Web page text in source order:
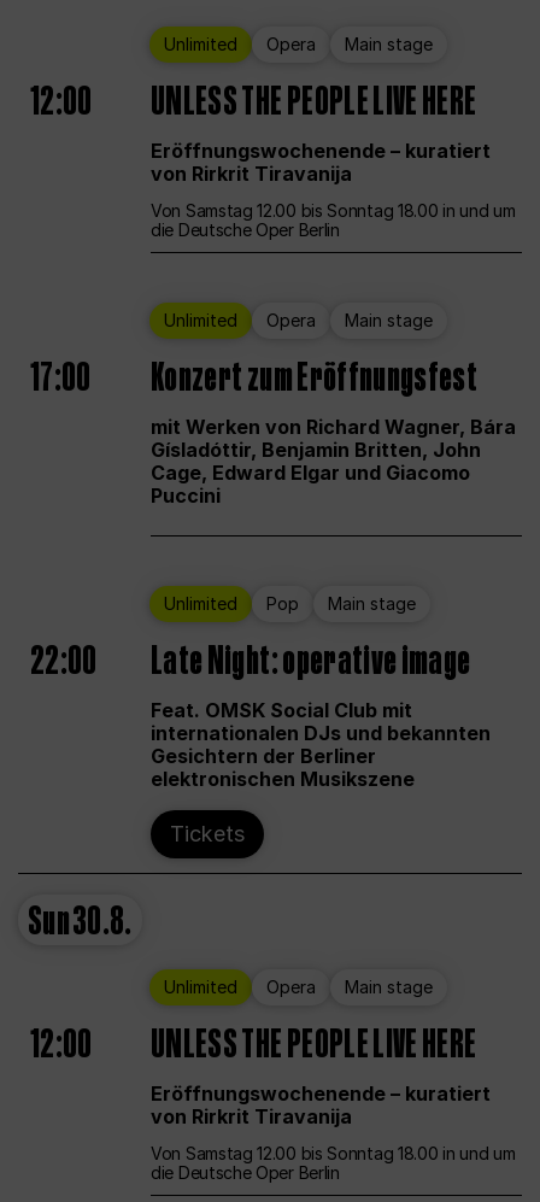
Unlimited Opera Main stage
12:00 UNLESS THE PEOPLE LIVE HERE
Eröffnungswochenende – kuratiert
von Rirkrit Tiravanija
Von Samstag 12.00 bis Sonntag 18.00 in und um
die Deutsche Oper Berlin
Unlimited Opera Main stage
17:00 Konzert zum Eröffnungsfest
mit Werken von Richard Wagner, Bára
Gísladóttir, Benjamin Britten, John
Cage, Edward Elgar und Giacomo
Puccini
Unlimited Pop Main stage
22:00 Late Night: operative image
Feat. OMSK Social Club mit
internationalen DJs und bekannten
Gesichtern der Berliner
elektronischen Musikszene
Tickets
Sun30.8.
Unlimited Opera Main stage
12:00 UNLESS THE PEOPLE LIVE HERE
Eröffnungswochenende – kuratiert
von Rirkrit Tiravanija
Von Samstag 12.00 bis Sonntag 18.00 in und um
die Deutsche Oper Berlin